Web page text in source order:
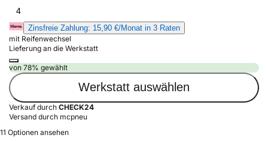
4
Zinsfreie Zahlung: 15,90 €/Monat in 3 Raten
mit Reifenwechsel
Lieferung an die Werkstatt
von 78% gewählt
Werkstatt auswählen
Verkauf durch CHECK24
Versand durch mcpneu
11 Optionen ansehen